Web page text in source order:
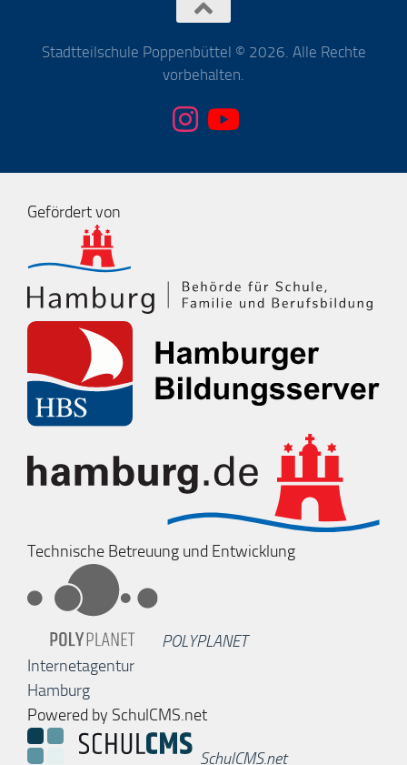
Stadtteilschule Poppenbüttel © 2026. Alle Rechte
vorbehalten.
Gefördert von
Technische Betreuung und Entwicklung
POLYPLANET
Internetagentur
Hamburg
Powered by SchulCMS.net
SchulCMS.net